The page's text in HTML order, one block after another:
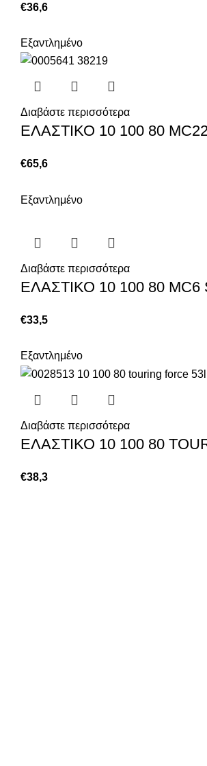
€36,6
Εξαντλημένο
Διαβάστε περισσότερα
ΕΛΑΣΤΙΚΟ 10 100 80
€65,6
Εξαντλημένο
Διαβάστε περισσότερα
ΕΛΑΣΤΙΚΟ 10 100 80 MC6
€33,5
Εξαντλημένο
Διαβάστε περισσότερα
ΕΛΑΣΤΙΚΟ 10 100 80
€38,3